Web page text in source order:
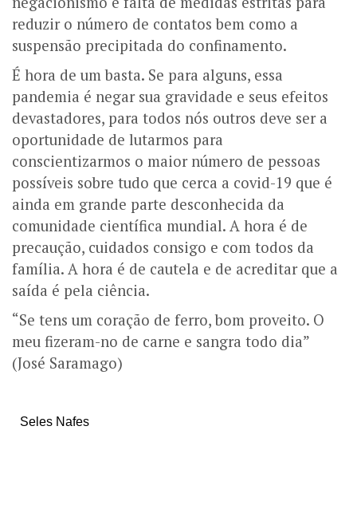
reduzir o número de contatos bem como a
suspensão precipitada do confinamento.
É hora de um basta. Se para alguns, essa
pandemia é negar sua gravidade e seus efeitos
devastadores, para todos nós outros deve ser a
oportunidade de lutarmos para
conscientizarmos o maior número de pessoas
possíveis sobre tudo que cerca a covid-19 que é
ainda em grande parte desconhecida da
comunidade científica mundial. A hora é de
precaução, cuidados consigo e com todos da
família. A hora é de cautela e de acreditar que a
saída é pela ciência.
“Se tens um coração de ferro, bom proveito. O
meu fizeram-no de carne e sangra todo dia”
(José Saramago)
Seles Nafes